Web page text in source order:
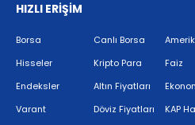
HIZLI ERİŞİM
Borsa
Hisseler
Endeksler
Varant
Canlı Borsa
Kripto Para
Altın Fiyatları
Döviz Fiyatları
Faiz
KAP